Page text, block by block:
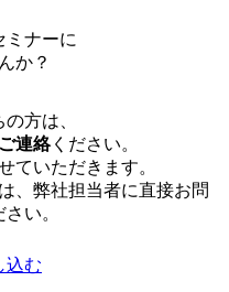
ミナーに
か？
方は、
連絡ください。
ていただきます。
、弊社担当者に直接お問
い。
込む